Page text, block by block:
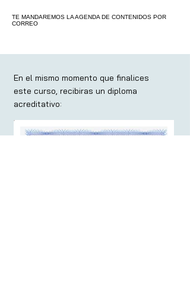
TE MANDAREMOS LA AGENDA DE CONTENIDOS POR
CORREO
En el mismo momento que finalices
este curso, recibiras un diploma
acreditativo: